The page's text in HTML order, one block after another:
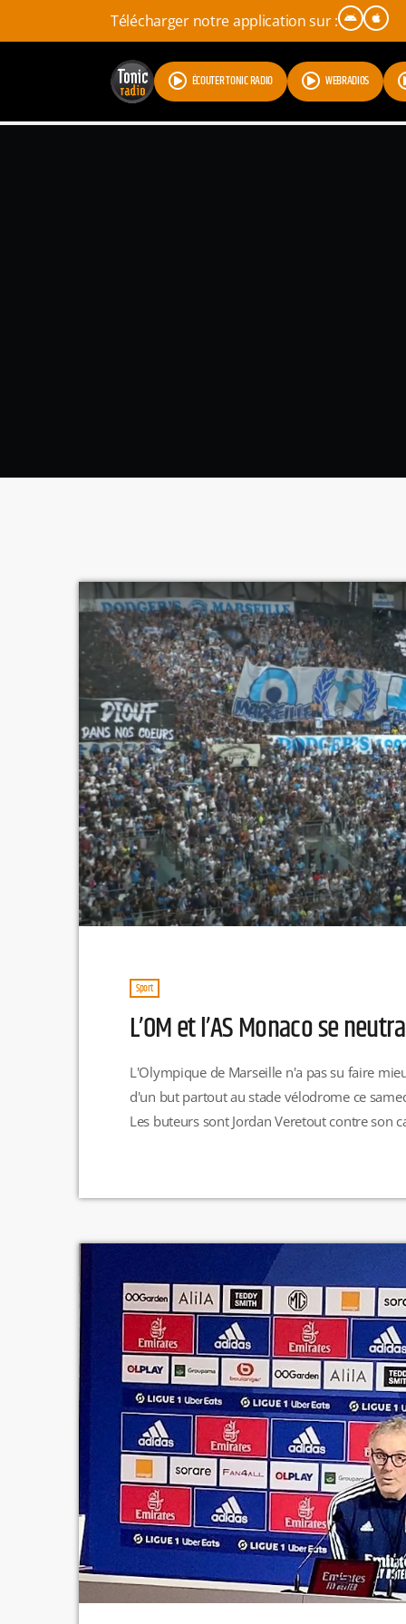
Télécharger notre application sur :
ÉCOUTER TONIC RADIO WEBRADIOS
Sport
L’OM et l’AS Monaco se
L'Olympique de Marseille n'a pas su faire
d'un but partout au stade vélodrome ce
Les buteurs sont Jordan Veretout contre son